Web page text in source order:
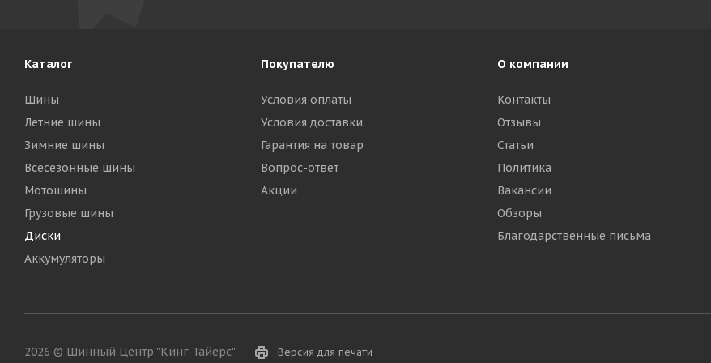
Каталог
Шины
Летние шины
Зимние шины
Всесезонные шины
Мотошины
Грузовые шины
Диски
Аккумуляторы
Покупателю
Условия оплаты
Условия доставки
Гарантия на товар
Вопрос-ответ
Акции
О компании
Контакты
Отзывы
Статьи
Политика
Вакансии
Обзоры
Благодарственные письма
2026 © Шинный Центр "Кинг Тайерс" Версия для печати